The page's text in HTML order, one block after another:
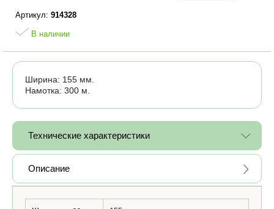
Артикул: 914328
В наличии
Ширина: 155 мм.
Намотка: 300 м.
Технические характеристики
Описание